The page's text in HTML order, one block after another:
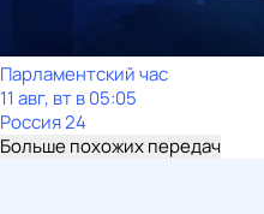
Парламентский час
11 авг, вт в 05:05
Россия 24
Больше похожих передач